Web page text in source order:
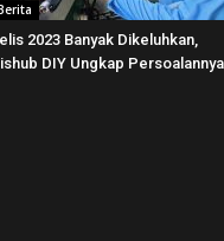
2023 Banyak Dikeluhkan,
DIY Ungkap Persoalannya